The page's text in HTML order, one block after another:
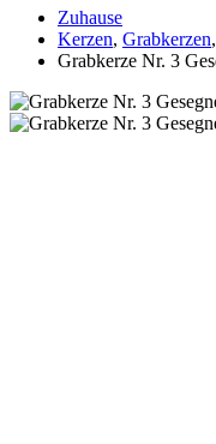
Zuhause
Kerzen, Grabkerzen,
Grabkerze Nr. 3